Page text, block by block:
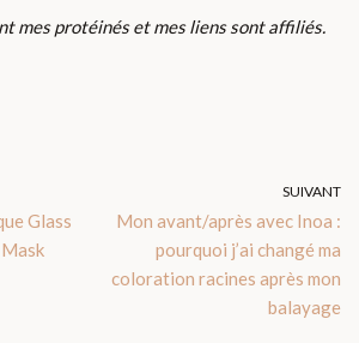
mes protéinés et mes liens sont affiliés.
Glass
SUIVANT
Mon avant/après avec Inoa :
pourquoi j’ai changé ma
coloration racines après mon
balayage